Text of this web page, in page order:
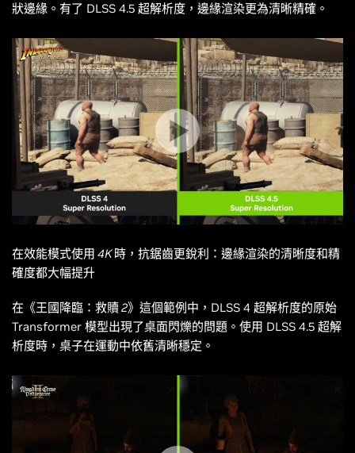
狀邊緣。有了 DLSS 4.5 超解析度，邊緣渲染更為清晰精確。
在效能模式使用 4K 時，抗鋸齒更銳利：邊緣渲染的清晰度和精
確度都大幅提升
在 《王國降臨：救贖 2》 這個範例中，DLSS 4 超解析度的原始
Transformer 模型出現了桌面閃爍的問題。使用 DLSS 4.5 超解
析度時，桌子在運動中依舊清晰穩定。